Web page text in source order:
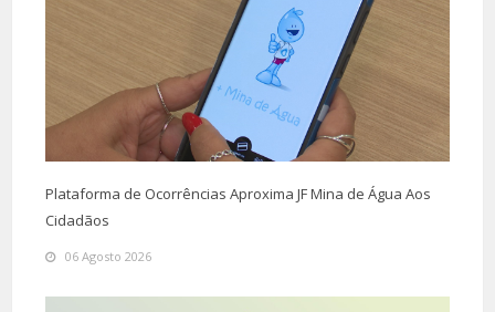
Plataforma de Ocorrências Aproxima JF Mina de Água Aos
Cidadãos
06 Agosto 2026